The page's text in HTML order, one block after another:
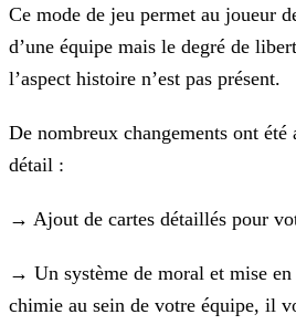
Ce mode de jeu permet au joueur
d’une équipe mais le degré de
l’aspect histoire n’est pas présent.
De nombreux changements ont
détail :
→ Ajout de cartes détaillés pour
→ Un système de moral et mise en
chimie au sein de votre équipe, il